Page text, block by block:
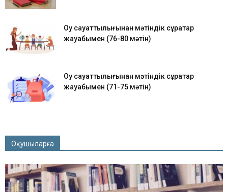
Оқу сауаттылығынан мәтіндік сұрақтар
жауабымен (76-80 мәтін)
Оқу сауаттылығынан мәтіндік сұрақтар
жауабымен (71-75 мәтін)
Оқушыларға